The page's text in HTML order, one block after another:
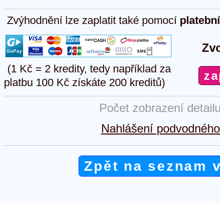
Zvýhodnění lze zaplatit také pomocí
(1 Kč = 2 kredity, tedy například za
platbu 100 Kč získáte 200 kreditů)
Počet zobrazení
Nahlášení
Zpět na seznam